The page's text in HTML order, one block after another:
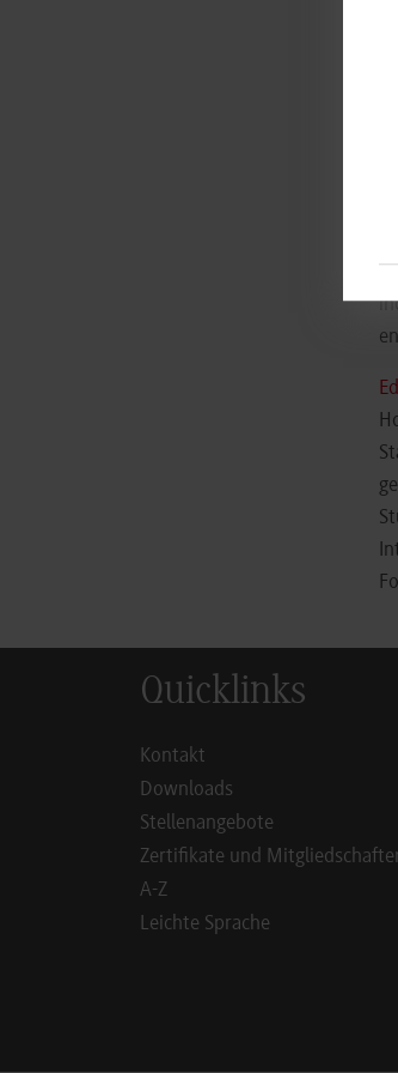
Quicklinks
Kontakt
Downloads
Stellenangebote
Zertifikate und
A-Z
Leichte Sprache